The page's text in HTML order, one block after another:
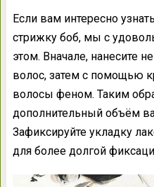
Если вам интересно
стрижку боб, мы с
этом. Вначале, нанесите
волос, затем с помощью
волосы феном. Таким
дополнительный объём
Зафиксируйте укладку
для более долгой